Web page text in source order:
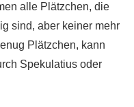
alle Plätzchen, die
sind, aber keiner mehr
Plätzchen, kann
Spekulatius oder